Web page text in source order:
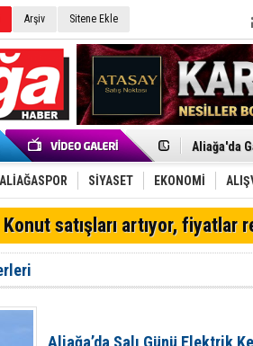
Arşiv Sitene Ekle
Menemen
Aliağa'da
Furkan
Chp
AK Parti
SOCAR
Trafiği
Alto,
Aliağa'daki
ALİAĞASPOR SİYASET EKONOMİ
Konut satışları artıyor, fiyatlar
Aliağa’da Salı Günü Elektrik